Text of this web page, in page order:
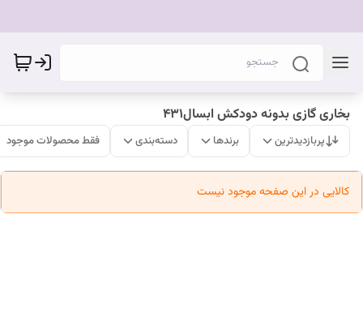
بخاری گازی بدونه دودکش ابسال۴۳۱
پربازدیدترین برندها دسته‌بندی فقط محصولات موجود
کالایی در این صفحه موجود نیست